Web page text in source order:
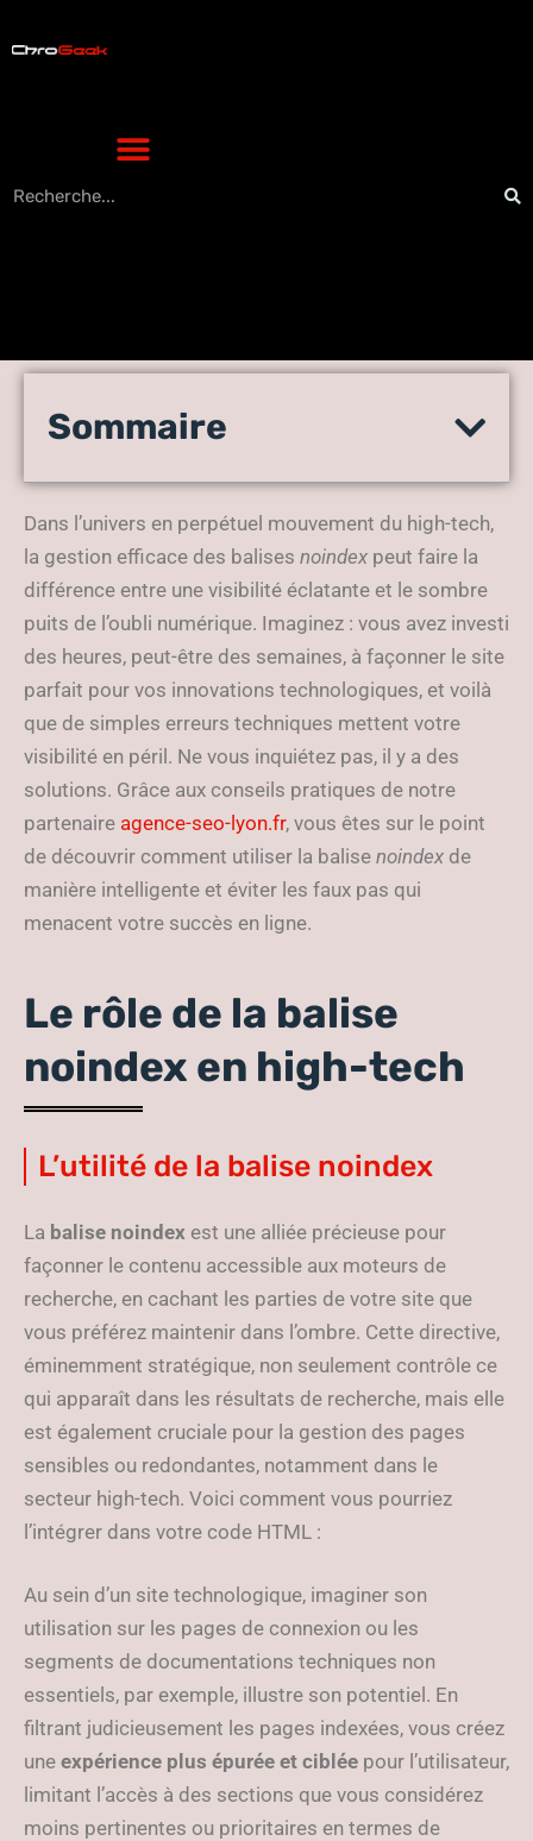
Comment éviter les erreurs
noindex en high-tech
Sommaire
Dans l’univers en perpétuel mouvement du high-tech,
la gestion efficace des balises noindex peut faire la
différence entre une visibilité éclatante et le sombre
puits de l’oubli numérique. Imaginez : vous avez investi
des heures, peut-être des semaines, à façonner le site
parfait pour vos innovations technologiques, et voilà
que de simples erreurs techniques mettent votre
visibilité en péril. Ne vous inquiétez pas, il y a des
solutions. Grâce aux conseils pratiques de notre
partenaire agence-seo-lyon.fr, vous êtes sur le point
de découvrir comment utiliser la balise noindex de
manière intelligente et éviter les faux pas qui
menacent votre succès en ligne.
Le rôle de la balise
noindex en high-tech
L’utilité de la balise noindex
La balise noindex est une alliée précieuse pour
façonner le contenu accessible aux moteurs de
recherche, en cachant les parties de votre site que
vous préférez maintenir dans l’ombre. Cette directive,
éminemment stratégique, non seulement contrôle ce
qui apparaît dans les résultats de recherche, mais elle
est également cruciale pour la gestion des pages
sensibles ou redondantes, notamment dans le
secteur high-tech. Voici comment vous pourriez
l’intégrer dans votre code HTML :
Au sein d’un site technologique, imaginer son
utilisation sur les pages de connexion ou les
segments de documentations techniques non
essentiels, par exemple, illustre son potentiel. En
filtrant judicieusement les pages indexées, vous créez
une expérience plus épurée et ciblée pour l’utilisateur,
limitant l’accès à des sections que vous considérez
moins pertinentes ou prioritaires en termes de